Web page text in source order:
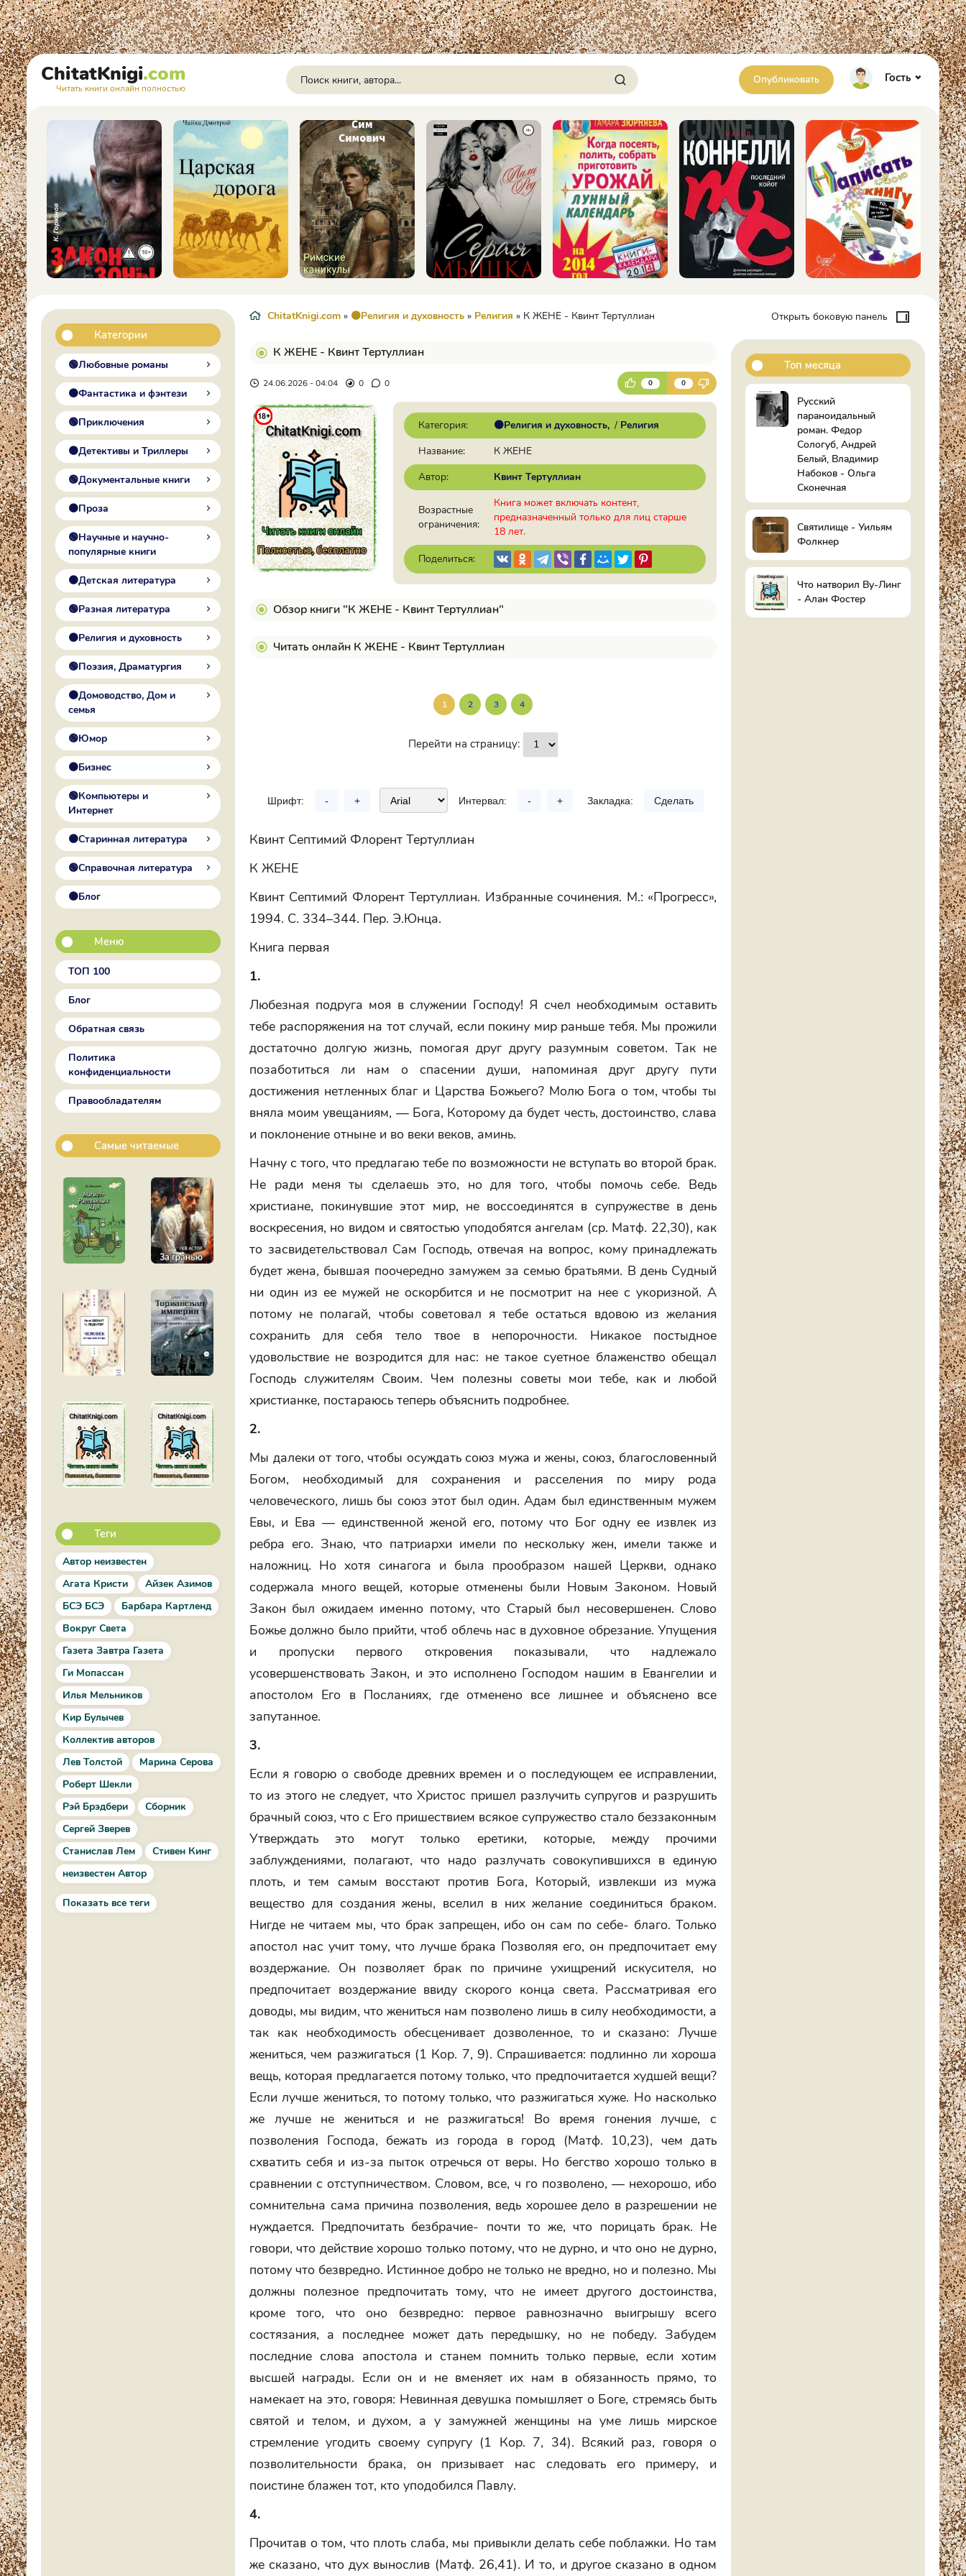
ChitatKnigi.com
Читать книги онлайн полностью
Опубликовать Гость
Категории
🟢Любовные романы
🟠Фантастика и фэнтези
🟢Приключения
🟠Детективы и Триллеры
🟢Документальные книги
🟠Проза
🟢Научные и научно-
популярные книги
🟠Детская литература
🟢Разная литература
🟠Религия и духовность
🟢Поэзия, Драматургия
🟠Домоводство, Дом и
семья
🟢Юмор
🟠Бизнес
🟢Компьютеры и
Интернет
🟠Старинная литература
🟢Справочная литература
🟠Блог
Меню
ТОП 100
Блог
Обратная связь
Политика
конфиденциальности
Правообладателям
Самые читаемые
Теги
Автор неизвестен
Агата Кристи
Айзек Азимов
БСЭ БСЭ
Барбара Картленд
Вокруг Света
Газета Завтра Газета
Ги Мопассан
Илья Мельников
Кир Булычев
Коллектив авторов
Лев Толстой
Марина Серова
Роберт Шекли
Рэй Брэдбери
Сборник
Сергей Зверев
Станислав Лем
Стивен Кинг
неизвестен Автор
Показать все теги
ChitatKnigi.com » 🟠Религия и духовность » Религия » К ЖЕНЕ - Квинт Тертуллиан
К ЖЕНЕ - Квинт Тертуллиан
24.06.2026 - 04:04 0 0 0 0
Категория: 🟠Религия и духовность / Религия
Название:
К ЖЕНЕ
Автор:
Квинт Тертуллиан
Возрастные
ограничения:
Книга может включать контент,
предназначенный только для лиц старше
18 лет.
Поделиться:
Обзор книги "К ЖЕНЕ - Квинт Тертуллиан"
Читать онлайн К ЖЕНЕ - Квинт Тертуллиан
1 2 3 4
Перейти на страницу:
Шрифт: - + Интервал: - + Закладка: Сделать
Квинт Септимий Флорент Тертуллиан
К ЖЕНЕ
Квинт Септимий Флорент Тертуллиан. Избранные сочинения. М.: «Прогресс»,
1994. С. 334–344. Пер. Э.Юнца.
Книга первая
1.
Любезная подруга моя в служении Господу! Я счел необходимым оставить
тебе распоряжения на тот случай, если покину мир раньше тебя. Мы прожили
достаточно долгую жизнь, помогая друг другу разумным советом. Так не
позаботиться ли нам о спасении души, напоминая друг другу пути
достижения нетленных благ и Царства Божьего? Молю Бога о том, чтобы ты
вняла моим увещаниям, — Бога, Которому да будет честь, достоинство, слава
и поклонение отныне и во веки веков, аминь.
Начну с того, что предлагаю тебе по возможности не вступать во второй брак.
Не ради меня ты сделаешь это, но для того, чтобы помочь себе. Ведь
христиане, покинувшие этот мир, не воссоединятся в супружестве в день
воскресения, но видом и святостью уподобятся ангелам (ср. Матф. 22,30), как
то засвидетельствовал Сам Господь, отвечая на вопрос, кому принадлежать
будет жена, бывшая поочередно замужем за семью братьями. В день Судный
ни один из ее мужей не оскорбится и не посмотрит на нее с укоризной. А
потому не полагай, чтобы советовал я тебе остаться вдовою из желания
сохранить для себя тело твое в непорочности. Никакое постыдное
удовольствие не возродится для нас: не такое суетное блаженство обещал
Господь служителям Своим. Чем полезны советы мои тебе, как и любой
христианке, постараюсь теперь объяснить подробнее.
2.
Мы далеки от того, чтобы осуждать союз мужа и жены, союз, благословенный
Богом, необходимый для сохранения и расселения по миру рода
человеческого, лишь бы союз этот был один. Адам был единственным мужем
Евы, и Ева — единственной женой его, потому что Бог одну ее извлек из
ребра его. Знаю, что патриархи имели по нескольку жен, имели также и
наложниц. Но хотя синагога и была прообразом нашей Церкви, однако
содержала много вещей, которые отменены были Новым Законом. Новый
Закон был ожидаем именно потому, что Старый был несовершенен. Слово
Божье должно было прийти, чтоб облечь нас в духовное обрезание. Упущения
и пропуски первого откровения показывали, что надлежало
усовершенствовать Закон, и это исполнено Господом нашим в Евангелии и
апостолом Его в Посланиях, где отменено все лишнее и объяснено все
запутанное.
3.
Если я говорю о свободе древних времен и о последующем ее исправлении,
то из этого не следует, что Христос пришел разлучить супругов и разрушить
брачный союз, что с Его пришествием всякое супружество стало беззаконным
Утверждать это могут только еретики, которые, между прочими
заблуждениями, полагают, что надо разлучать совокупившихся в единую
плоть, и тем самым восстают против Бога, Который, извлекши из мужа
вещество для создания жены, вселил в них желание соединиться браком.
Нигде не читаем мы, что брак запрещен, ибо он сам по себе- благо. Только
апостол нас учит тому, что лучше брака Позволяя его, он предпочитает ему
воздержание. Он позволяет брак по причине ухищрений искусителя, но
предпочитает воздержание ввиду скорого конца света. Рассматривая его
доводы, мы видим, что жениться нам позволено лишь в силу необходимости, а
так как необходимость обесценивает дозволенное, то и сказано: Лучше
жениться, чем разжигаться (1 Кор. 7, 9). Спрашивается: подлинно ли хороша
вещь, которая предлагается потому только, что предпочитается худшей вещи?
Если лучше жениться, то потому только, что разжигаться хуже. Но насколько
же лучше не жениться и не разжигаться! Во время гонения лучше, с
позволения Господа, бежать из города в город (Матф. 10,23), чем дать
схватить себя и из-за пыток отречься от веры. Но бегство хорошо только в
сравнении с отступничеством. Словом, все, ч го позволено, — нехорошо, ибо
сомнительна сама причина позволения, ведь хорошее дело в разрешении не
нуждается. Предпочитать безбрачие- почти то же, что порицать брак. Не
говори, что действие хорошо только потому, что не дурно, и что оно не дурно,
потому что безвредно. Истинное добро не только не вредно, но и полезно. Мы
должны полезное предпочитать тому, что не имеет другого достоинства,
кроме того, что оно безвредно: первое равнозначно выигрышу всего
состязания, а последнее может дать передышку, но не победу. Забудем
последние слова апостола и станем помнить только первые, если хотим
высшей награды. Если он и не вменяет их нам в обязанность прямо, то
намекает на это, говоря: Невинная девушка помышляет о Боге, стремясь быть
святой и телом, и духом, а у замужней женщины на уме лишь мирское
стремление угодить своему супругу (1 Кор. 7, 34). Всякий раз, говоря о
позволительности брака, он призывает нас следовать его примеру, и
поистине блажен тот, кто уподобился Павлу.
4.
Прочитав о том, что плоть слаба, мы привыкли делать себе поблажки. Но там
же сказано, что дух вынослив (Матф. 26,41). И то, и другое сказано в одном
Открыть боковую панель
Топ месяца
Русский
параноидальный
роман. Федор
Сологуб, Андрей
Белый, Владимир
Набоков - Ольга
Сконечная
Святилище - Уильям
Фолкнер
Что натворил Ву-Линг
- Алан Фостер